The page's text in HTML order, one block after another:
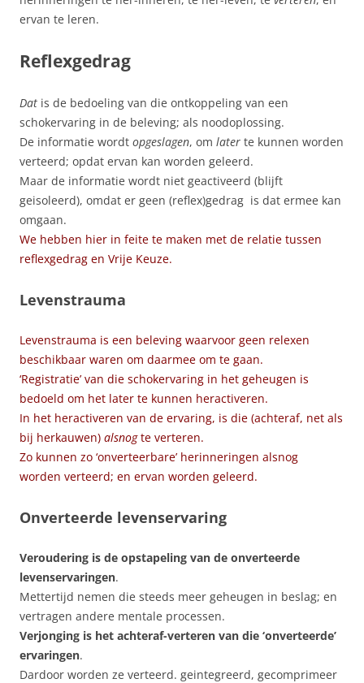
ervan te leren.
Reflexgedrag
Dat is de bedoeling van die ontkoppeling van een
schokervaring in de beleving; als noodoplossing.
De informatie wordt opgeslagen, om later te kunnen worden
verteerd; opdat ervan kan worden geleerd.
Maar de informatie wordt niet geactiveerd (blijft
geisoleerd), omdat er geen (reflex)gedrag is dat ermee kan
omgaan.
We hebben hier in feite te maken met de relatie tussen
reflexgedrag en Vrije Keuze.
Levenstrauma
Levenstrauma is een beleving waarvoor geen relexen
beschikbaar waren om daarmee om te gaan.
‘Registratie’ van die schokervaring in het geheugen is
bedoeld om het later te kunnen heractiveren.
In het heractiveren van de ervaring, is die (achteraf, net als
bij herkauwen) alsnogte verteren.
Zo kunnen zo ‘onverteerbare’ herinneringen alsnog
worden verteerd; en ervan worden geleerd.
Onverteerde levenservaring
Veroudering is de opstapeling van de onverteerde
levenservaringen.
Mettertijd nemen die steeds meer geheugen in beslag; en
vertragen andere mentale processen.
Verjonging is het achteraf-verteren van die ‘onverteerde’
ervaringen.
Dardoor worden ze verteerd. geintegreerd, gecomprimeer